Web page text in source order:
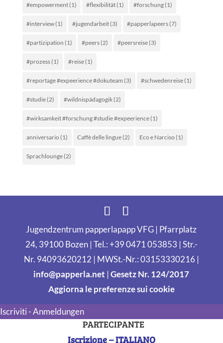
#empowerment(1) #flexibilität(1) #forschung(1)
#interview(1) #jugendarbeit(3) #papperlapeers(7)
#partizipation (1) #peers(2) #peersreise(3)
#prozess(1) #reise(1)
#reportage #expeerience #dokuteam (3) #schwedenreise(1)
#studie(2) #wildnispädagogik(2)
#wirksamkeit #forschung #studie #expeerience(1)
anniversario (1) Caffè delle lingue(2) Eco e Narciso (1)
Sprachlounge(2)
Jugendzentrum papperlapapp VFG | Pfarrplatz
24, 39100 Bozen | Tel.: +39 0471 053853 | Str.-
Nr. 94093620212 | MWSt.-Nr.: 03153330216 |
info@papperla.net |Gesetz Nr. 124/2017
Aggiorna le preferenze sui cookie
Iscriviti - Anmeldungen
PARTECIPANTE
Iscrizione – ITALIANO